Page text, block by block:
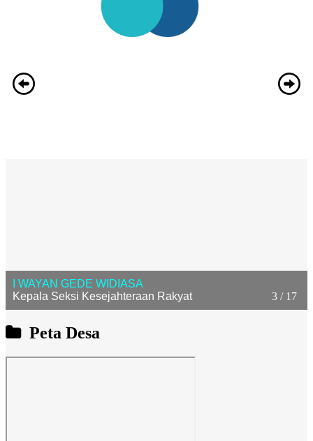
3 / 17
I WAYAN GEDE WIDIASA
Kepala Seksi Kesejahteraan Rakyat
Peta Desa